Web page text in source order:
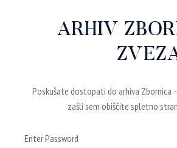
ARHIV
Poskušate dostopati do arhiva Zbornica
zašli sem obiščite spletno
Enter Password